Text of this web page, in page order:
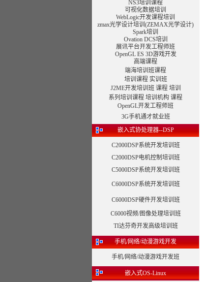
NS3培训课程
可视化数据培训
WebLogic开发课程培训
zmax光学设计培训 (ZEMAX光学设计)
Spark培训
Ovation DCS培训
展讯平台开发工程师班
OpenGL ES 3D游戏开发
高端课程
端海培训班课程
培训课程 实训班
J2ME开发培训班 课程 培训
系列培训课程 培训机构 课程
OpenGL开发工程师班
3G手机通才就业班
嵌入式协处理器--DSP
C2000DSP系统开发培训班
C2000DSP电机控制培训班
C5000DSP系统开发培训班
C6000DSP系统开发培训班
C6000DSP硬件开发培训班
C6000视频/图像处理培训班
TI达芬奇开发高级培训班
手机/网络/动漫游戏开发
手机/网络/动漫游戏开发班
嵌入式OS-Linux